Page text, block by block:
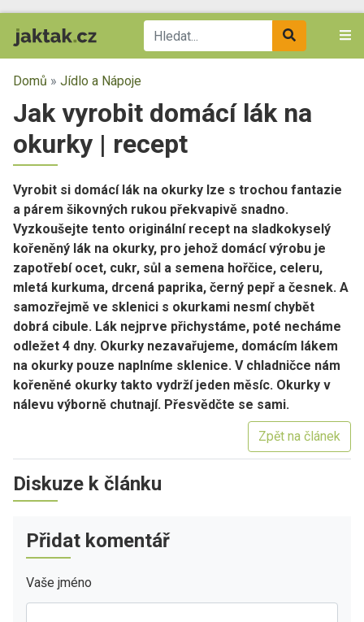
Domů » Jídlo a Nápoje
Jak vyrobit domácí lák na
okurky | recept
Vyrobit si domácí lák na okurky lze s trochou fantazie
a párem šikovných rukou překvapivě snadno.
Vyzkoušejte tento originální recept na sladkokyselý
kořeněný lák na okurky, pro jehož domácí výrobu je
zapotřebí ocet, cukr, sůl a semena hořčice, celeru,
mletá kurkuma, drcená paprika, černý pepř a česnek. A
samozřejmě ve sklenici s okurkami nesmí chybět
dobrá cibule. Lák nejprve přichystáme, poté necháme
odležet 4 dny. Okurky nezavařujeme, domácím lákem
na okurky pouze naplníme sklenice. V chladničce nám
kořeněné okurky takto vydrží jeden měsíc. Okurky v
nálevu výborně chutnají. Přesvědčte se sami.
Zpět na článek
Diskuze k článku
Přidat komentář
Vaše jméno